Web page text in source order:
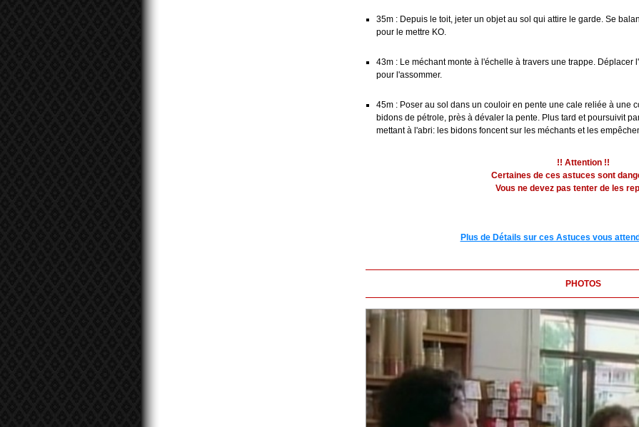
35m : Depuis le toit, jeter un objet au sol qui attire le garde. Se
pour le mettre KO.
43m : Le méchant monte à l'échelle à travers une trappe. Déplacer
pour l'assommer.
45m : Poser au sol dans un couloir en pente une cale reliée à une
bidons de pétrole, près à dévaler la pente. Plus tard et poursuivit
mettant à l'abri: les bidons foncent sur les méchants et les
!! Attention !!
Certaines de ces astuces sont
Vous ne devez pas tenter de les
Plus de Détails sur ces Astuces vous
PHOTOS